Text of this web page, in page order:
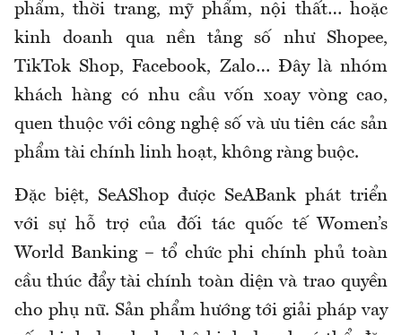
phẩm, thời trang, mỹ phẩm, nội thất… hoặc
kinh doanh qua nền tảng số như Shopee,
TikTok Shop, Facebook, Zalo… Đây là nhóm
khách hàng có nhu cầu vốn xoay vòng cao,
quen thuộc với công nghệ số và ưu tiên các sản
phẩm tài chính linh hoạt, không ràng buộc.
Đặc biệt, SeAShop được SeABank phát triển
với sự hỗ trợ của đối tác quốc tế Women’s
World Banking – tổ chức phi chính phủ toàn
cầu thúc đẩy tài chính toàn diện và trao quyền
cho phụ nữ. Sản phẩm hướng tới giải pháp vay